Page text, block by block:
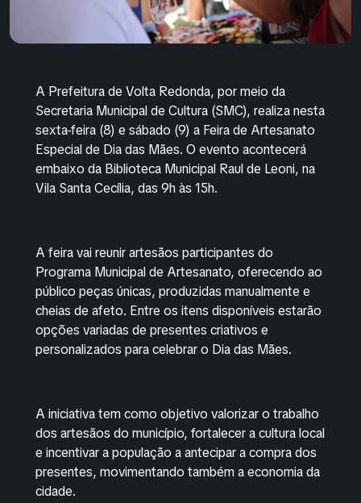
A Prefeitura de Volta Redonda, por meio da
Secretaria Municipal de Cultura (SMC), realiza nesta
sexta-feira (8) e sábado (9) a Feira de Artesanato
Especial de Dia das Mães. O evento acontecerá
embaixo da Biblioteca Municipal Raul de Leoni, na
Vila Santa Cecília, das 9h às 15h.
A feira vai reunir artesãos participantes do
Programa Municipal de Artesanato, oferecendo ao
público peças únicas, produzidas manualmente e
cheias de afeto. Entre os itens disponíveis estarão
opções variadas de presentes criativos e
personalizados para celebrar o Dia das Mães.
A iniciativa tem como objetivo valorizar o trabalho
dos artesãos do município, fortalecer a cultura local
e incentivar a população a antecipar a compra dos
presentes, movimentando também a economia da
cidade.